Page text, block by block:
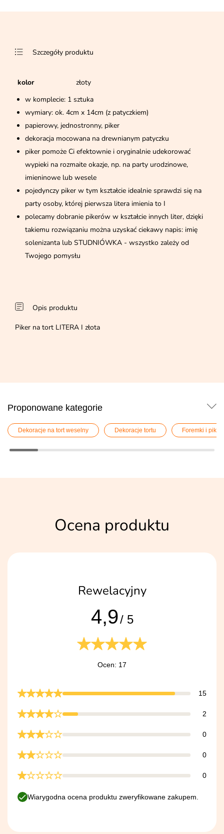
Szczegóły produktu
kolor
złoty
w komplecie: 1 sztuka
wymiary: ok. 4cm x 14cm (z patyczkiem)
papierowy, jednostronny, piker
dekoracja mocowana na drewnianym patyczku
piker pomoże Ci efektownie i oryginalnie udekorować
wypieki na rozmaite okazje, np. na party urodzinowe,
imieninowe lub wesele
pojedynczy piker w tym kształcie idealnie sprawdzi się na
party osoby, której pierwsza litera imienia to I
polecamy dobranie pikerów w kształcie innych liter, dzięki
takiemu rozwiązaniu można uzyskać ciekawy napis: imię
solenizanta lub STUDNIÓWKA - wszystko zależy od
Twojego pomysłu
Opis produktu
Piker na tort LITERA I złota
Proponowane kategorie
Dekoracje na tort weselny Dekoracje tortu Foremki i
Ocena produktu
Rewelacyjny
4,9/ 5
Ocen: 17
15
2
0
0
0
Wiarygodna ocena produktu zweryfikowane zakupem.